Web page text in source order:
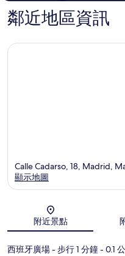
鄰近地區資訊
Calle Cadarso, 18, Madrid,
顯示地圖
附近景點
西班牙廣場- 步行 1 分鐘- 0.1